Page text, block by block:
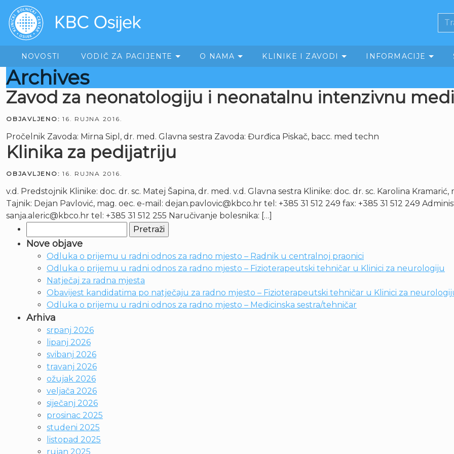
NOVOSTI VODIČ ZA PACIJENTE O NAMA KLINIKE I ZAVODI INFORMACIJE
Archives
Zavod za neonatologiju i neonatalnu intenzivnu
OBJAVLJENO: 16. RUJNA 2016.
Pročelnik Zavoda: Mirna Sipl, dr. med. Glavna sestra Zavoda: Đurđica Piskač, bacc. med techn
Klinika za pedijatriju
OBJAVLJENO: 16. RUJNA 2016.
v.d. Predstojnik Klinike: doc. dr. sc. Matej Šapina, dr. med. v.d. Glavna sestra Klinike: doc. dr. sc. Karolina
Tajnik: Dejan Pavlović, mag. oec. e-mail: dejan.pavlovic@kbco.hr tel: +385 31 512 249 fax: +385 31 512 249
sanja.aleric@kbco.hr tel: +385 31 512 255 Naručivanje bolesnika: […]
Nove objave
Odluka o prijemu u radni odnos za radno mjesto – Radnik u centralnoj praonici
Odluka o prijemu u radni odnos za radno mjesto – Fizioterapeutski tehničar u Klinici za neurologiju
Natječaj za radna mjesta
Obavijest kandidatima po natječaju za radno mjesto – Fizioterapeutski tehničar u Klinici za
Odluka o prijemu u radni odnos za radno mjesto – Medicinska sestra/tehničar
Arhiva
srpanj 2026
lipanj 2026
svibanj 2026
travanj 2026
ožujak 2026
veljača 2026
siječanj 2026
prosinac 2025
studeni 2025
listopad 2025
rujan 2025